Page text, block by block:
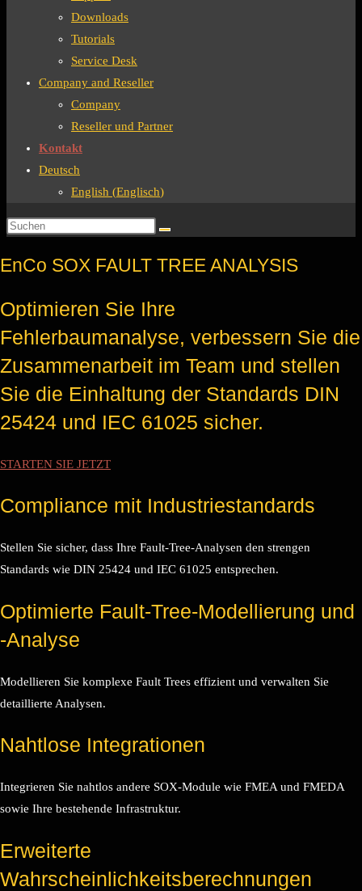
Downloads
Tutorials
Service Desk
Company and Reseller
Company
Reseller und Partner
Kontakt
Deutsch
English (Englisch)
EnCo SOX FAULT TREE ANALYSIS
Optimieren Sie Ihre
Fehlerbaumanalyse, verbessern Sie die
Zusammenarbeit im Team und stellen
Sie die Einhaltung der Standards DIN
25424 und IEC 61025 sicher.
STARTEN SIE JETZT
Compliance mit Industriestandards
Stellen Sie sicher, dass Ihre Fault-Tree-Analysen den strengen
Standards wie DIN 25424 und IEC 61025 entsprechen.
Optimierte Fault-Tree-Modellierung und
-Analyse
Modellieren Sie komplexe Fault Trees effizient und verwalten Sie
detaillierte Analysen.
Nahtlose Integrationen
Integrieren Sie nahtlos andere SOX-Module wie FMEA und FMEDA
sowie Ihre bestehende Infrastruktur.
Erweiterte
Wahrscheinlichkeitsberechnungen